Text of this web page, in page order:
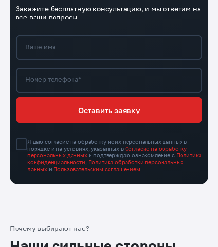
Закажите бесплатную консультацию, и мы ответим на
все ваши вопросы
Ваше имя
Номер телефона*
Оставить заявку
Я даю согласие на обработку моих персональных данных в
порядке и на условиях, указанных в Согласие на обработку
персональных данных и подтверждаю ознакомление с Политика
конфиденциальности
Политика обработки персональных
данных и Пользовательским соглашением
Почему выбирают нас?